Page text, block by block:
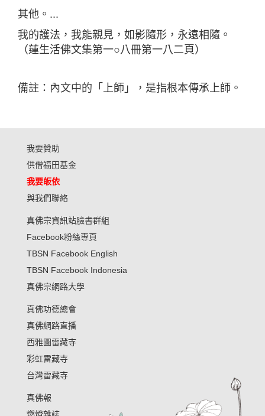
其他。...
我的護法，我能親見，如影隨形，永遠相隨。
（蓮生活佛文集第一○八冊第一八二頁）
備註：內文中的「上師」，是指根本傳承上師。
我要贊助
供僧福田基金
我要皈依
與我們聯絡
真佛宗資訊站臉書群組
Facebook粉絲專頁
TBSN Facebook English
TBSN Facebook Indonesia
真佛宗網路大學
真佛功德總會
真佛網路直播
西雅圖雷藏寺
彩虹雷藏寺
台灣雷藏寺
真佛報